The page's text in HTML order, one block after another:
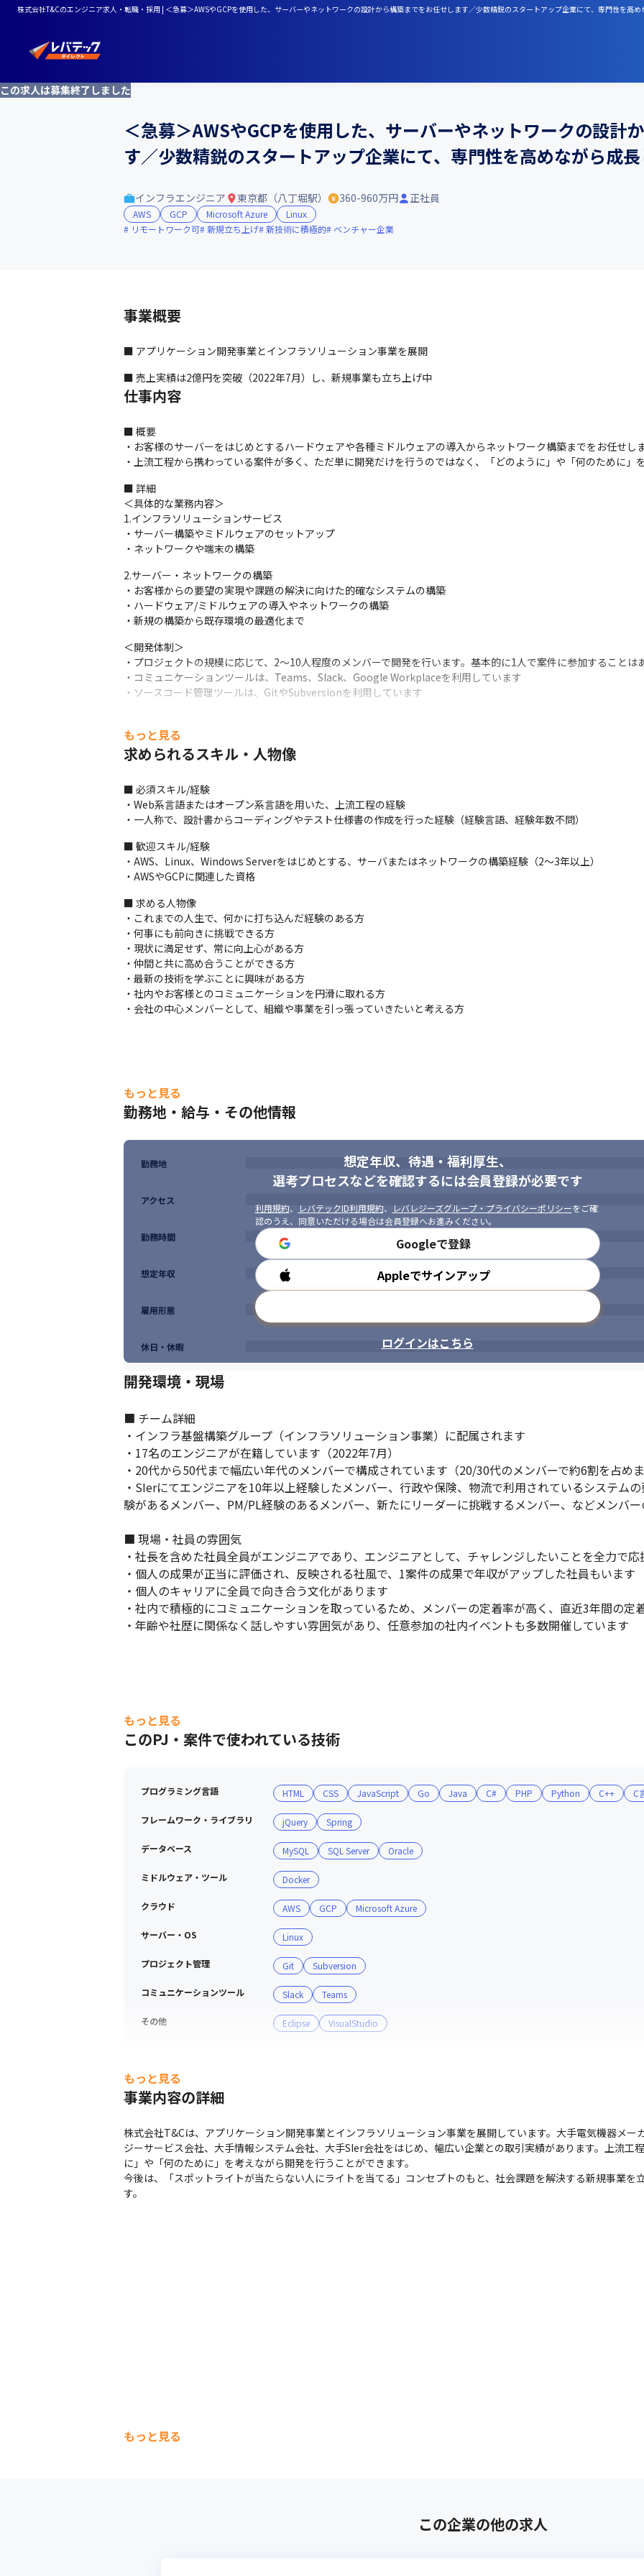
株式会社T&Cのエンジニア求人・転職・採用 | ＜急募＞AWSやGCPを使用した、サーバーやネットワークの設計から構築までをお任せします／少数精鋭のスタートアップ企業にて、専門性を高
この求人は募集終了しました
＜急募＞AWSやGCPを使用した、サーバーやネットワークの設計
す／少数精鋭のスタートアップ企業にて、専門性を高めながら成
インフラエンジニア 東京都（八丁堀駅） 360-960万円 正社員
AWS GCP Microsoft Azure
Linux
リモートワーク可 新規立ち上げ 新技術に積極的 ベンチャー企業
事業概要
■ アプリケーション開発事業とインフラソリューション事業を展開
■ 売上実績は2億円を突破（2022年7月）し、新規事業も立ち上げ中
仕事内容
■ 概要
・お客様のサーバーをはじめとするハードウェアや各種ミドルウェアの導入からネットワーク構築までをお任せし
・上流工程から携わっている案件が多く、ただ単に開発だけを行うのではなく、「どのように」や「何のために」
■ 詳細
＜具体的な業務内容＞
1.インフラソリューションサービス
・サーバー構築やミドルウェアのセットアップ
・ネットワークや端末の構築
2.サーバー・ネットワークの構築
・お客様からの要望の実現や課題の解決に向けた的確なシステムの構築
・ハードウェア/ミドルウェアの導入やネットワークの構築
・新規の構築から既存環境の最適化まで
＜開発体制＞
・プロジェクトの規模に応じて、2～10人程度のメンバーで開発を行います。基本的に1人で案件に参加することは
・コミュニケーションツールは、Teams、Slack、Google Workplaceを利用しています
・ソースコード管理ツールは、GitやSubversionを利用しています
＜充実したフォロー体制＞
・OJT制度
チームで参画しているプロジェクトに従事し、より高度なスキルを身に付けていきます。わからない点があれば、
・1on1の実施
状況に応じた適任者との1on1を設けており、技術面に関しての相談やレクチャーを受けることが可能です。また
来展望などについて相談したい際は、代表との1on1も行っています。
・朝会、夕会などで、毎日コミュニケーションを取っています
＜案件の決め方に関して＞
・営業でやり取りが発生している案件の中で、興味があるプロジェクトに順次参画します（向き不向き、スキル面
・日々の1on1の中でチャレンジしたい内容を聞き、希望とスキルを考慮して案件を決定します（会社が一方的に
・新規事業に関わりたい場合、同時に参画することも可能です
■導入事例
・公共事業
公共事業における運用監視環境の構築および、サーバー/ネットワーク機器の状態監視、性能管理を実施。また、
テム、ファイルサーバー構築および運用/保守を担当。
例：Hyper-Vによる仮想化、監視システムの構築、ログ監視システムの構築、性能監視システムの構築、メールサ
構築、ファイルサーバー構築
社アプライアンス/HCI導入による最適化
もっと見る
求められるスキル・人物像
■ 必須スキル/経験
・Web系言語またはオープン系言語を用いた、上流工程の経験
・一人称で、設計書からコーディングやテスト仕様書の作成を行った経験（経験言語、経験年数不問）
■ 歓迎スキル/経験
・AWS、Linux、Windows Serverをはじめとする、サーバまたはネットワークの構築経験（2～3年以上）
・AWSやGCPに関連した資格
■ 求める人物像
・これまでの人生で、何かに打ち込んだ経験のある方
・何事にも前向きに挑戦できる方
・現状に満足せず、常に向上心がある方
・仲間と共に高め合うことができる方
・最新の技術を学ぶことに興味がある方
・社内やお客様とのコミュニケーションを円滑に取れる方
・会社の中心メンバーとして、組織や事業を引っ張っていきたいと考える方
もっと見る
勤務地・給与・その他情報
想定年収、待遇・福利厚生、
選考プロセスなどを確認するには会員登録が必要です
利用規約、 レバテックID利用規約、 レバレジーズグループ・プライバシーポリシーをご確
認のうえ、同意いただける場合は会員登録へお進みください。
Googleで登録
Appleでサインアップ
ログインはこちら
勤務地
アクセス
勤務時間
想定年収
雇用形態
休日・休暇
開発環境・現場
■ チーム詳細
・インフラ基盤構築グループ（インフラソリューション事業）に配属されます
・17名のエンジニアが在籍しています（2022年7月）
・20代から50代まで幅広い年代のメンバーで構成されています（20/30代のメンバーで約6割を占め
・SIerにてエンジニアを10年以上経験したメンバー、行政や保険、物流で利用されているシステム
験があるメンバー、PM/PL経験のあるメンバー、新たにリーダーに挑戦するメンバー、などメンバ
■ 現場・社員の雰囲気
・社長を含めた社員全員がエンジニアであり、エンジニアとして、チャレンジしたいことを全力で
・個人の成果が正当に評価され、反映される社風で、1案件の成果で年収がアップした社員もいます
・個人のキャリアに全員で向き合う文化があります
・社内で積極的にコミュニケーションを取っているため、メンバーの定着率が高く、直近3年間の定
・年齢や社歴に関係なく話しやすい雰囲気があり、任意参加の社内イベントも多数開催しています
もっと見る
このPJ・案件で使われている技術
プログラミング言語 HTML CSS JavaScript Go Java C# PHP Python C++ C
フレームワーク・ライブラリ jQuery Spring
データベース MySQL SQL Server Oracle
ミドルウェア・ツール Docker
クラウド AWS GCP Microsoft Azure
サーバー・OS Linux
プロジェクト管理 Git Subversion
コミュニケーションツール Slack Teams
その他 Eclipse VisualStudio
もっと見る
事業内容の詳細
株式会社T&Cは、アプリケーション開発事業とインフラソリューション事業を展開しています。大手電気機器メー
ジーサービス会社、大手情報システム会社、大手SIer会社をはじめ、幅広い企業との取引実績があります。上流工
に」や「何のために」を考えながら開発を行うことができます。
今後は、「スポットライトが当たらない人にライトを当てる」コンセプトのもと、社会課題を解決する新規事業を
す。
もっと見る
この企業の他の求人